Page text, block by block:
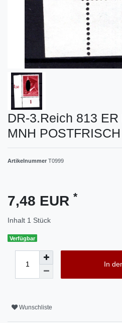
DR-3.Reich 813
MNH
Artikelnummer T0999
7,48 EUR *
Inhalt 1 Stück
Verfügbar
In
Wunschliste